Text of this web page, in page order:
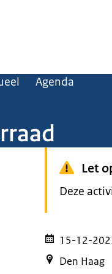
Agenda
Let
Deze
15-12-
Den Haag